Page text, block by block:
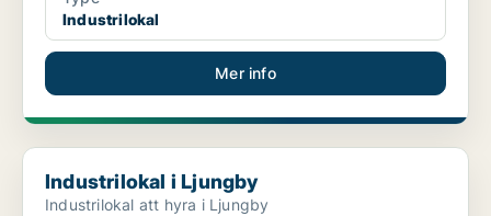
Industrilokal
Mer info
Industrilokal i Ljungby
Industrilokal i Ljungby
Industrilokal att hyra i Ljungby